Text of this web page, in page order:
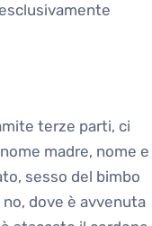
terze parti, ci
madre, nome e
sesso del bimbo
dove è avvenuta